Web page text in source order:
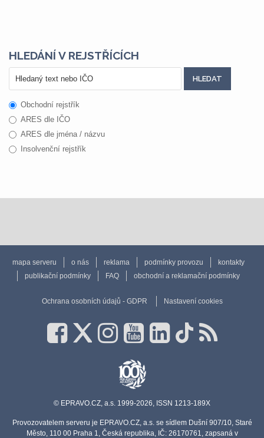
HLEDÁNÍ V REJSTŘÍCÍCH
Obchodní rejstřík
ARES dle IČO
ARES dle jména / názvu
Insolvenční rejstřík
mapa serveru o nás reklama podmínky provozu
kontakty
publikační podmínky
FAQ obchodní a reklamační podmínky
Ochrana osobních údajů - GDPR Nastavení cookies
© EPRAVO.CZ, a.s. 1999-2026, ISSN 1213-189X
Provozovatelem serveru je EPRAVO.CZ, a.s. se sídlem Dušní 907/10, Staré
Město, 110 00 Praha 1, Česká republika, IČ: 26170761, zapsaná v